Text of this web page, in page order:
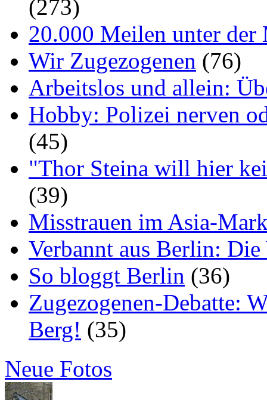
(273)
20.000 Meilen unter
Wir Zugezogenen (76)
Arbeitslos und allein:
Hobby: Polizei nerven
(45)
"Thor Steina will hier
(39)
Misstrauen im Asia-
Verbannt aus Berlin:
So bloggt Berlin (36)
Zugezogenen-Debatte:
Berg! (35)
Neue Fotos